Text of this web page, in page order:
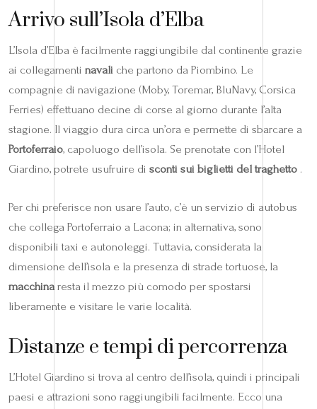
Arrivo sull’Isola d’Elba
L’Isola d’Elba è facilmente raggiungibile dal continente grazie
ai collegamenti navali che partono da Piombino. Le
compagnie di navigazione (Moby, Toremar, BluNavy, Corsica
Ferries) effettuano decine di corse al giorno durante l’alta
stagione. Il viaggio dura circa un’ora e permette di sbarcare a
Portoferraio, capoluogo dell’isola. Se prenotate con l’Hotel
Giardino, potrete usufruire di sconti sui biglietti del traghetto .
Per chi preferisce non usare l’auto, c’è un servizio di autobus
che collega Portoferraio a Lacona; in alternativa, sono
disponibili taxi e autonoleggi. Tuttavia, considerata la
dimensione dell’isola e la presenza di strade tortuose, la
macchinaresta il mezzo più comodo per spostarsi
liberamente e visitare le varie località.
Distanze e tempi di percorrenza
L’Hotel Giardino si trova al centro dell’isola, quindi i principali
paesi e attrazioni sono raggiungibili facilmente. Ecco una